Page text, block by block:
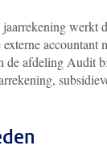
werkt
accountant
de afdeling Audit